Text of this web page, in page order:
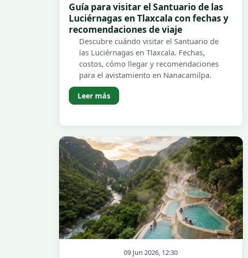
Guía para visitar el Santuario de las
Luciérnagas en Tlaxcala con fechas y
recomendaciones de viaje
Descubre cuándo visitar el Santuario de
las Luciérnagas en Tlaxcala. Fechas,
costos, cómo llegar y recomendaciones
para el avistamiento en Nanacamilpa.
Leer más
09 Jun 2026, 12:30